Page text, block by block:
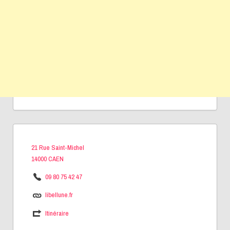
21 Rue Saint-Michel
14000 CAEN
09 80 75 42 47
libellune.fr
Itinéraire